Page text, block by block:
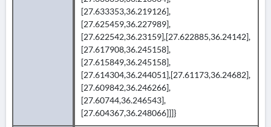
[27.633353,36.219126],
[27.625459,36.227989],
[27.622542,36.23159],[27.622885,36.24142],
[27.617908,36.245158],
[27.615849,36.245158],
[27.614304,36.244051],[27.61173,36.24682],
[27.609842,36.246266],
[27.60744,36.246543],
[27.604367,36.248066]]]}